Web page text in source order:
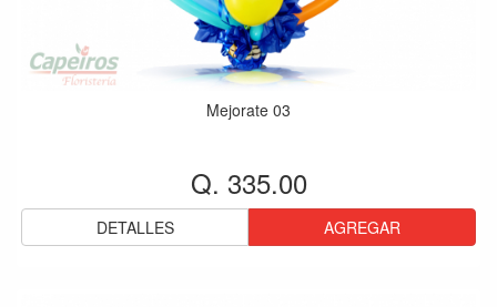
Mejorate 03
Q. 335.00
DETALLES AGREGAR